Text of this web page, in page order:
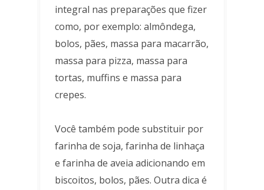
integral nas preparações que fizer
como, por exemplo: almôndega,
bolos, pães, massa para macarrão,
massa para pizza, massa para
tortas, muffins e massa para
crepes.
Você também pode substituir por
farinha de soja, farinha de linhaça
e farinha de aveia adicionando em
biscoitos, bolos, pães. Outra dica é